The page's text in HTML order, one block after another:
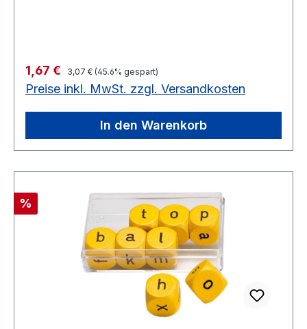
Verkaufspreis:
1,67 € Regulärer Preis:
3,07 € (45.6% gespart)
Preise inkl. MwSt. zzgl. Versandkosten
In den Warenkorb
Rabatt
%